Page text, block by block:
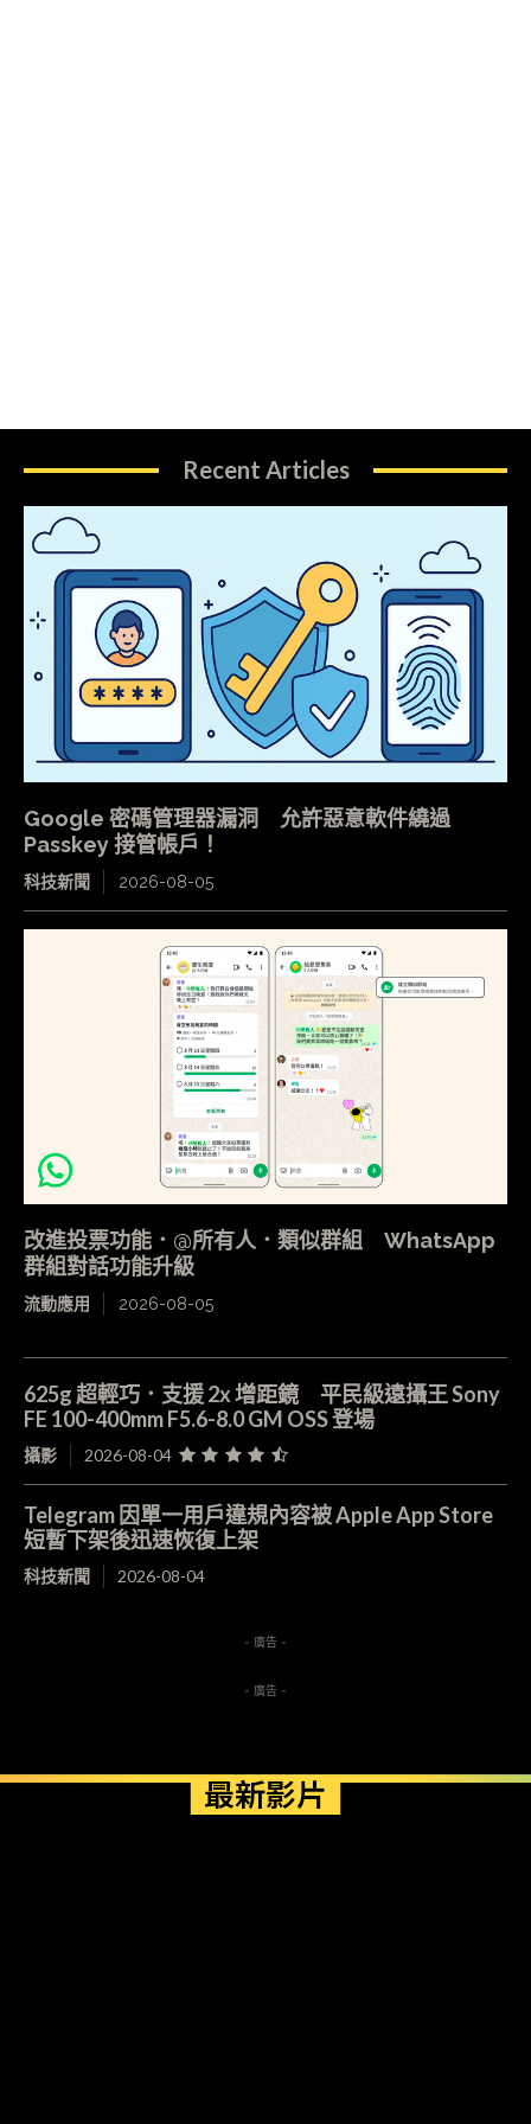
Recent Articles
Google 密碼管理器漏洞 允許惡意軟件繞過
Passkey 接管帳戶！
科技新聞 2026-08-05
改進投票功能．@所有人．類似群組 WhatsApp
群組對話功能升級
流動應用 2026-08-05
625g 超輕巧．支援 2x 增距鏡 平民級遠攝王 Sony
FE 100-400mm F5.6-8.0 GM OSS 登場
攝影 2026-08-04
Telegram 因單一用戶違規內容被 Apple App Store
短暫下架後迅速恢復上架
科技新聞 2026-08-04
- 廣告 -
- 廣告 -
最新影片